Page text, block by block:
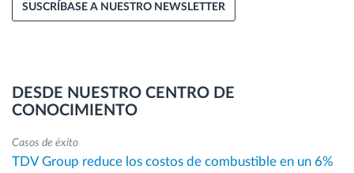
SUSCRÍBASE A NUESTRO NEWSLETTER
DESDE NUESTRO CENTRO DE
CONOCIMIENTO
Casos de éxito
TDV Group reduce los costos de combustible en un 6%